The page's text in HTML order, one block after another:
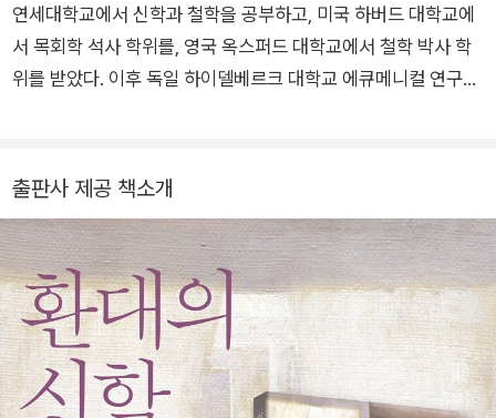
특별히 언급할 것 없어 보이는 식상한 신학 개념을 되살려 풍성하
고 다채로운 맛을 보도록 인도하는 재능을 가진 마스터셰프 같은
재능을 지녔다. 이번에도 그는 현대 인문학의 모든 학문 분과와
연세대학교에서 신학과 철학을 공부하고, 미국 하버드 대학교에
서 목회학 석사 학위를, 영국 옥스퍼드 대학교에서 철학 박사 학
위를 받았다. 이후 독일 하이델베르크 대학교 에큐메니컬 연구소
대학원대학교에서 조직신학, 철학, 윤리를 가르치고 있다. 저서로
는 『질문하는 신학』『우리가 믿는 것들에 대하여』(복 있는 사람),
『환대의 신학』『순전한 그리스도인』(IVP), 『신학의 영토들』(비
아), 『예술신학 톺아보기』(공저, 신앙과지성사), 『우리 시대의 그
리스도교 사상가들』(공저, 도서출판100), 『공적 복음과 공공신
학』(공저, 킹덤북스), 『인간론』(공저, 대한기독교서회), The Spir
it of God and the Christian Life(Fortress Press), Wiley Bl
ackwell Companion to Karl Barth(공저, Wiley-Blackwell),
출판사 제공 책소개